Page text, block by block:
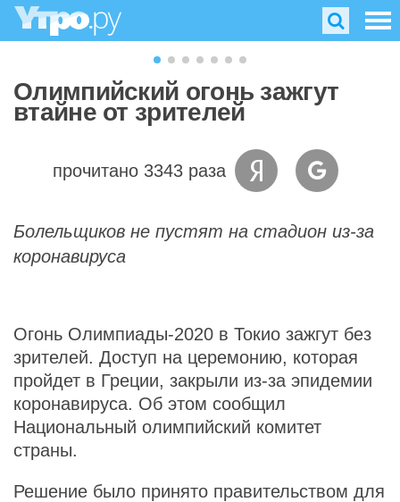
Олимпийский огонь зажгут
втайне от зрителей
прочитано 3343 раза
Болельщиков не пустят на стадион из-за
коронавируса
Огонь Олимпиады-2020 в Токио зажгут без
зрителей. Доступ на церемонию, которая
пройдет в Греции, закрыли из-за эпидемии
коронавируса. Об этом сообщил
Национальный олимпийский комитет
страны.
Решение было принято правительством для